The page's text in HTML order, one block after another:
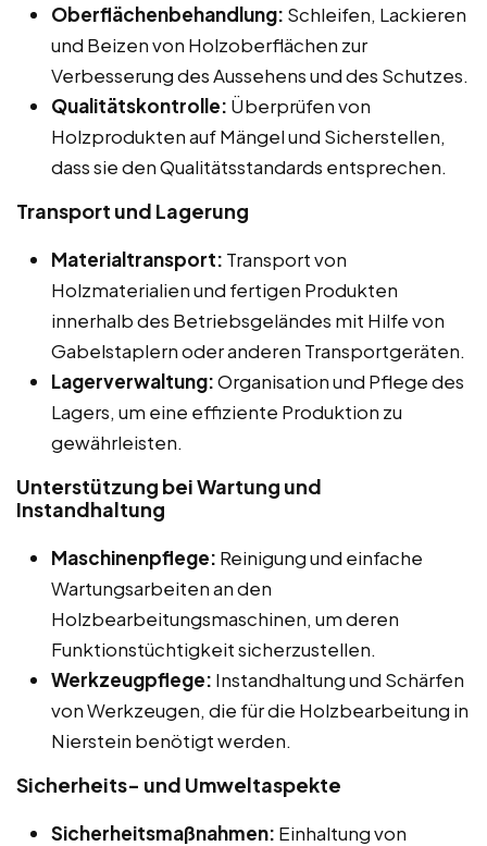
Oberflächenbehandlung: Schleifen, Lackieren
und Beizen von Holzoberflächen zur
Verbesserung des Aussehens und des Schutzes.
Qualitätskontrolle: Überprüfen von
Holzprodukten auf Mängel und Sicherstellen,
dass sie den Qualitätsstandards entsprechen.
Transport und Lagerung
Materialtransport: Transport von
Holzmaterialien und fertigen Produkten
innerhalb des Betriebsgeländes mit Hilfe von
Gabelstaplern oder anderen Transportgeräten.
Lagerverwaltung:Organisation und Pflege des
Lagers, um eine effiziente Produktion zu
gewährleisten.
Unterstützung bei Wartung und
Instandhaltung
Maschinenpflege: Reinigung und einfache
Wartungsarbeiten an den
Holzbearbeitungsmaschinen, um deren
Funktionstüchtigkeit sicherzustellen.
Werkzeugpflege: Instandhaltung und Schärfen
von Werkzeugen, die für die Holzbearbeitung in
Nierstein benötigt werden.
Sicherheits- und Umweltaspekte
Sicherheitsmaßnahmen: Einhaltung von